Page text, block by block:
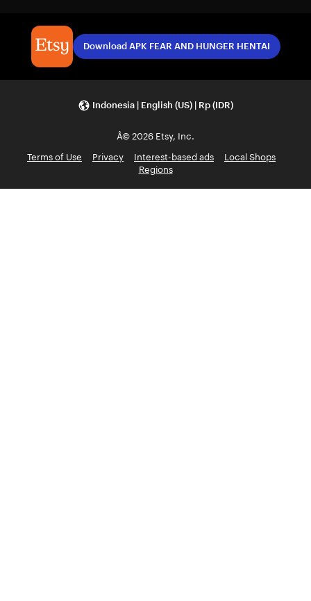
Download APK FEAR AND HUNGER HENTAI
Indonesia | English (US) | Rp (IDR)
Â© 2026 Etsy, Inc.
Terms of Use
Privacy Interest-based ads
Local Shops
Regions